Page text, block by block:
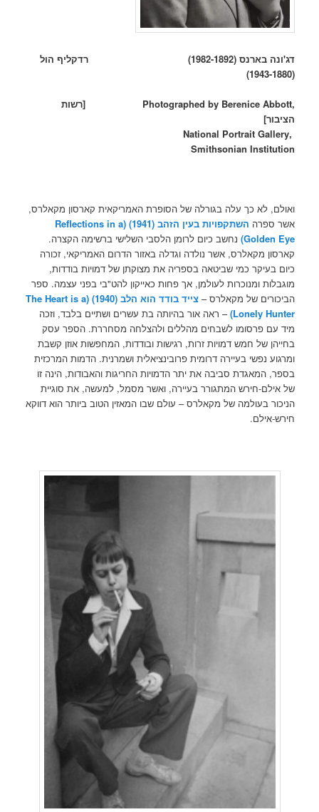
דג'ונה בארנס (1982-1892)
רדקליף הול
(1943-1880)
,Photographed by Berenice Abbott [רשות
הציבור]
,National Portrait Gallery
Smithsonian Institution
ואולם, לא כך עלה בגורלה של הסופרת האמריקאית קארסון מקאלרס,
אשר ספרה
השתקפויות בעין הזהב (1941) (Reflections in a
Golden Eye) נחשב כיום לרומן הלסבי השלישי ברשימה הקצרה.
קארסון מקאלרס, אשר נולדה וגדלה באזור הדרום האמריקאי, זכורה
כיום בעיקר כמי שביטאה בספריה את מצוקתן של דמויות בודדות,
מוגבלות ומנוכרות לעולמן, אך פחות כאייקון להט"בי בפני עצמה. ספר
הביכורים של מקאלרס –צייד בודד הוא הלב
(1940) (The Heart is a
Lonely Hunter) – ראה אור בהיותה בת עשרים ושתיים בלבד, וזכה
מיד עם פרסומו לשבחים מהללים ולהצלחה מסחררת. הספר עסק
בחייהן של חמש דמויות זרות, רגישות ובודדות, המחפשות אוזן קשבת
ומרגוע נפשי בעיירה דרומית פרובינציאלית ושמרנית. הדמות המרכזית
בספר, המאגדת סביבה את יתר הדמויות החריגות והאבודות, הינה זו
של אילם-חירש המתגורר בעיירה, ואשר מסמל, למעשה, את סוגיית
הניכור בעולמה של מקאלרס – עולם שבו המאזין הטוב ביותר הוא דווקא
חירש-אילם.